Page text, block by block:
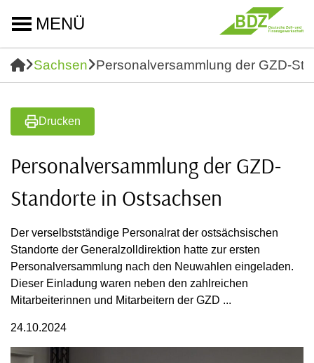
MENÜ
Sachsen Personalversammlung der GZD-
Drucken
Personalversammlung der GZD-
Standorte in Ostsachsen
Der verselbstständige Personalrat der ostsächsischen
Standorte der Generalzolldirektion hatte zur ersten
Personalversammlung nach den Neuwahlen eingeladen.
Dieser Einladung waren neben den zahlreichen
Mitarbeiterinnen und Mitarbeitern der GZD ...
24.10.2024